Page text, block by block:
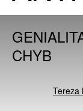
CHYB
Tereza